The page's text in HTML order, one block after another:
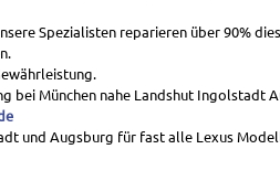
Spezialisten reparieren über 90%
München nahe Landshut Ingolstadt
und Augsburg für fast alle Lexus